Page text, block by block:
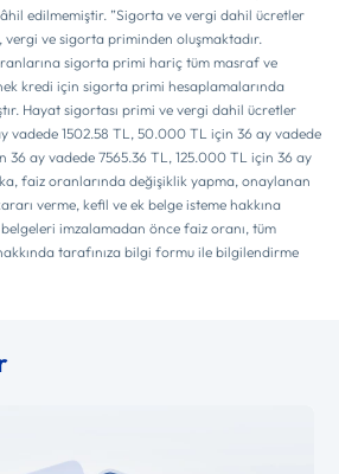
edilmemiştir. ”Sigorta ve vergi dahil ücretler
vergi ve sigorta priminden oluşmaktadır.
sigorta primi hariç tüm masraf ve
kredi için sigorta primi hesaplamalarında
Hayat sigortası primi ve vergi dahil ücretler
vadede 1502.58 TL, 50.000 TL için 36 ay vadede
ay vadede 7565.36 TL, 125.000 TL için 36 ay
faiz oranlarında değişiklik yapma, onaylanan
verme, kefil ve ek belge isteme hakkına
imzalamadan önce faiz oranı, tüm
tarafınıza bilgi formu ile bilgilendirme